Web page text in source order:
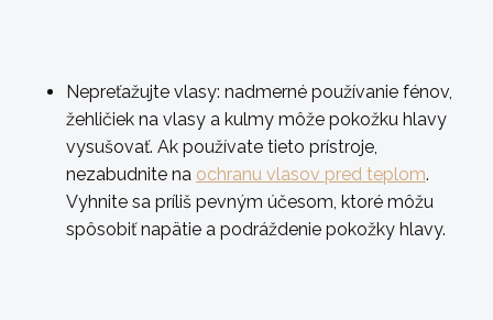
Nepreťažujte vlasy: nadmerné používanie fénov,
žehličiek na vlasy a kulmy môže pokožku hlavy
vysušovať. Ak používate tieto prístroje,
nezabudnite na ochranu vlasov pred teplom.
Vyhnite sa príliš pevným účesom, ktoré môžu
spôsobiť napätie a podráždenie pokožky hlavy.